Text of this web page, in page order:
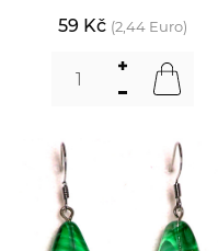
59 Kč (2,44 Euro)